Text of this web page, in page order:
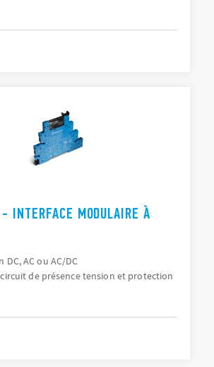
INTERFACE MODULAIRE À
AC ou AC/DC
de présence tension et protection